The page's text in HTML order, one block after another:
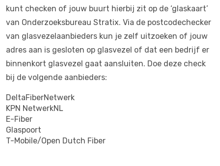
kunt checken of jouw buurt hierbij zit op de ‘glaskaart’
van Onderzoeksbureau Stratix. Via de postcodechecker
van glasvezelaanbieders kun je zelf uitzoeken of jouw
adres aan is gesloten op glasvezel of dat een bedrijf er
binnenkort glasvezel gaat aansluiten. Doe deze check
bij de volgende aanbieders:
DeltaFiberNetwerk
KPN NetwerkNL
E-Fiber
Glaspoort
T-Mobile/Open Dutch Fiber